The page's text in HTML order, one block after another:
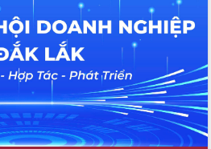
dữ